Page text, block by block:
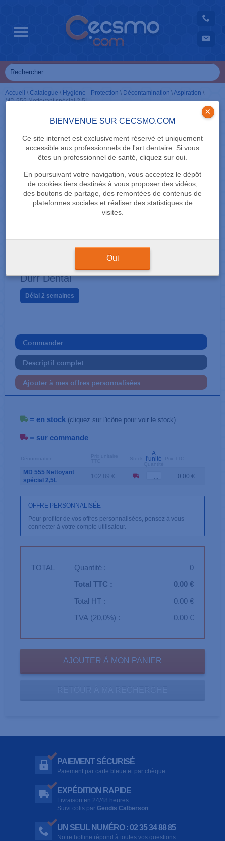
BIENVENUE SUR CECSMO.COM
Ce site internet est exclusivement réservé et uniquement
accessible aux professionnels de l'art dentaire. Si vous
êtes un professionnel de santé, cliquez sur oui.
En poursuivant votre navigation, vous acceptez le dépôt
de cookies tiers destinés à vous proposer des vidéos,
des boutons de partage, des remontées de contenus de
plateformes sociales et réaliser des statistiques de
visites.
×
Oui
Accueil \ Catalogue \ Hygiène - Protection \ Décontamination \Aspiration \
MD 555 Nettoyant spécial 2,5L
MD 555 Nettoyant spécial 2,5L
Dürr Dental
Délai 2 semaines
Commander
Descriptif complet
Ajouter à mes offres personnalisées
= en stock (cliquez sur l'icône pour voir le stock)
= sur commande
A
l'unité
MD 555 Nettoyant
spécial 2,5L
102.89 € 0.00 €
OFFRE PERSONNALISÉE
Pour profiter de vos offres personnalisées, pensez à vous
connecter à votre compte utilisateur.
TOTAL Quantité :
0
Total TTC :
0.00 €
Total HT :
0.00 €
TVA (20,0%) :
0.00 €
PAIEMENT SÉCURISÉ
Paiement par carte bleue et par chèque
EXPÉDITION RAPIDE
Livraison en 24/48 heures
Suivi colis par Geodis Calberson
UN SEUL NUMÉRO : 02 35 34 88 85
Notre hotline répond à toutes vos questions